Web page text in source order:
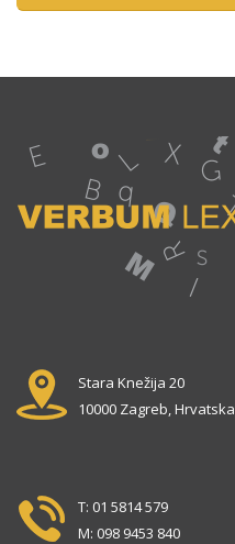
Stara Knežija 20
10000 Zagreb, Hrvatska
T: 01 5814 579
M: 098 9453 840